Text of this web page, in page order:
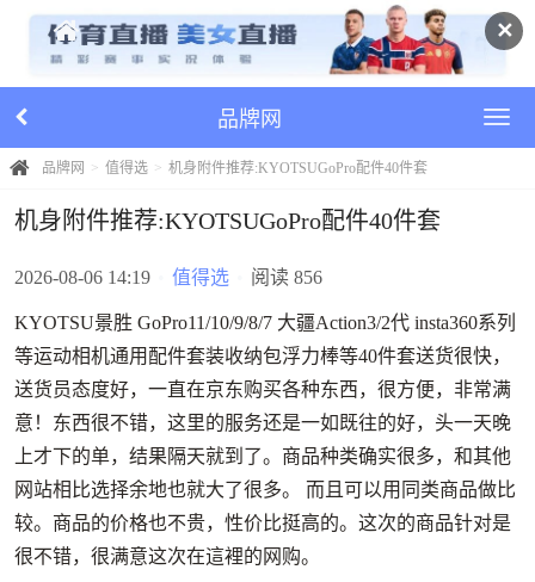
✕
品牌网
品牌网 值得选 机身附件推荐:KYOTSUGoPro配件40件套
机身附件推荐:KYOTSUGoPro配件40件套
2026-08-06 14:19 值得选 阅读 856
KYOTSU景胜 GoPro11/10/9/8/7 大疆Action3/2代 insta360系列
等运动相机通用配件套装收纳包浮力棒等40件套送货很快，
送货员态度好，一直在京东购买各种东西，很方便，非常满
意！东西很不错，这里的服务还是一如既往的好，头一天晚
上才下的单，结果隔天就到了。商品种类确实很多，和其他
网站相比选择余地也就大了很多。 而且可以用同类商品做比
较。商品的价格也不贵，性价比挺高的。这次的商品针对是
很不错，很满意这次在這裡的网购。